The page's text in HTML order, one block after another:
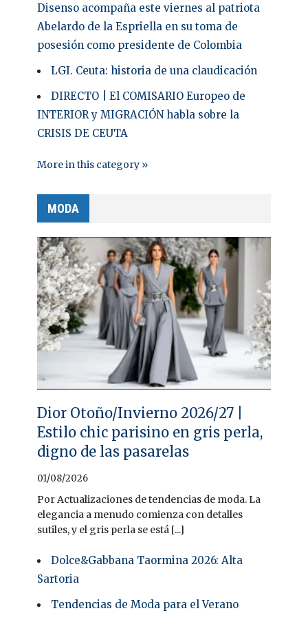
Disenso acompaña este viernes al patriota
Abelardo de la Espriella en su toma de
posesión como presidente de Colombia
LGI. Ceuta: historia de una claudicación
DIRECTO | El COMISARIO Europeo de
INTERIOR y MIGRACIÓN habla sobre la
CRISIS DE CEUTA
More in this category »
MODA
Dior Otoño/Invierno 2026/27 |
Estilo chic parisino en gris perla,
digno de las pasarelas
01/08/2026
Por Actualizaciones de tendencias de moda. La
elegancia a menudo comienza con detalles
sutiles, y el gris perla se está [...]
Dolce&Gabbana Taormina 2026: Alta
Sartoria
Tendencias de Moda para el Verano